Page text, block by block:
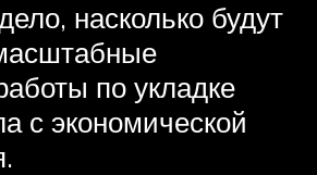
насколько будут
по укладке
с экономической